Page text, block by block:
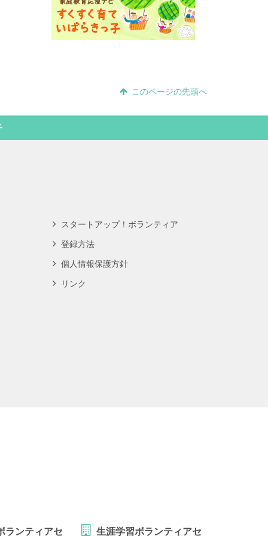
このページの先頭へ
スタートアップ！ボランティア
登録方法
個人情報保護方針
リンク
ランティアセ 生涯学習ボランティアセ